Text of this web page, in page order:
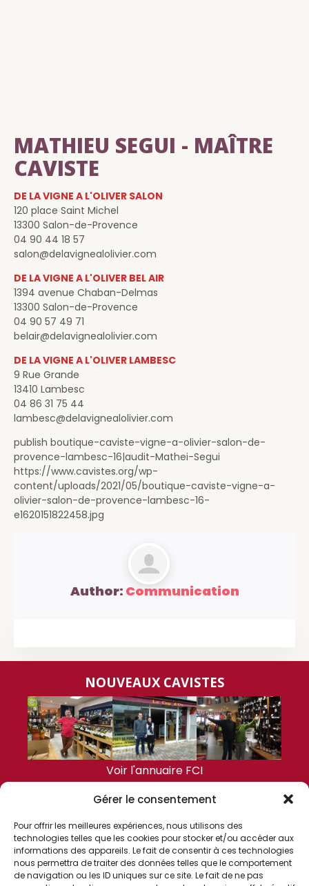
Gérer le consentement
Pour offrir les meilleures expériences, nous utilisons des
technologies telles que les cookies pour stocker et/ou accéder aux
informations des appareils. Le fait de consentir à ces technologies
nous permettra de traiter des données telles que le comportement
de navigation ou les ID uniques sur ce site. Le fait de ne pas
MATHIEU SEGUI - MAÎTRE
CAVISTE
DE LA VIGNE A L'OLIVER SALON
120 place Saint Michel
13300 Salon-de-Provence
04 90 44 18 57
salon@delavignealolivier.com
DE LA VIGNE A L'OLIVER BEL AIR
1394 avenue Chaban-Delmas
13300 Salon-de-Provence
04 90 57 49 71
belair@delavignealolivier.com
DE LA VIGNE A L'OLIVER LAMBESC
9 Rue Grande
13410 Lambesc
04 86 31 75 44
lambesc@delavignealolivier.com
publish boutique-caviste-vigne-a-olivier-salon-de-
provence-lambesc-16|audit-Mathei-Segui
https://www.cavistes.org/wp-
content/uploads/2021/05/boutique-caviste-vigne-a-
olivier-salon-de-provence-lambesc-16-
e1620151822458.jpg
Author: Communication
NOUVEAUX CAVISTES
Voir l'annuaire FCI